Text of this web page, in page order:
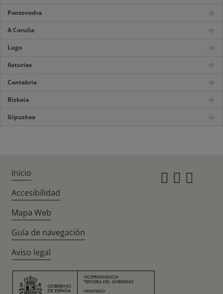
Pontevedra
A Coruña
Lugo
Asturias
Cantabria
Bizkaia
Gipuzkoa
Inicio
Accesibilidad
Mapa Web
Guía de navegación
Aviso legal